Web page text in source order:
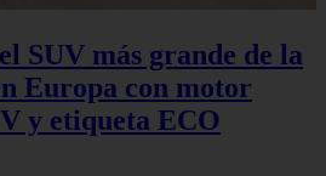
SUV más grande de la
Europa con motor
y etiqueta ECO